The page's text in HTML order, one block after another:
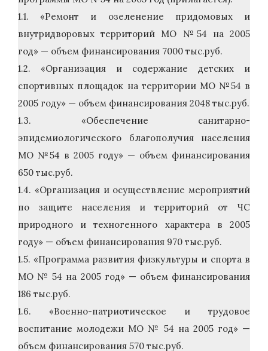
1.1. «Ремонт и озеленение придомовых и
внутридворовых территорий МО №54 на 2005
год» — объем финансирования 7000 тыс.руб.
1.2. «Организация и содержание детских и
спортивных площадок на территории МО №54 в
2005 году» — объем финансирования 2048 тыс.руб.
1.3. «Обеспечение санитарно-
эпидемиологического благополучия населения
МО №54 в 2005 году» — объем финансирования
650 тыс.руб.
1.4. «Организация и осуществление мероприятий
по защите населения и территорий от ЧС
природного и техногенного характера в 2005
году» — объем финансирования 970 тыс.руб.
1.5. «Программа развития физкультуры и спорта в
МО № 54 на 2005 год» — объем финансирования
186 тыс.руб.
1.6. «Военно-патриотическое и трудовое
воспитание молодежи МО № 54 на 2005 год» —
объем финансирования 570 тыс.руб.